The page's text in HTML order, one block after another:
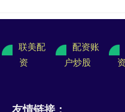
联美配
资
配资账
户炒股